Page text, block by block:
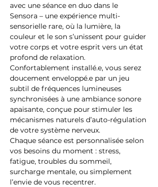
avec une séance en duo dans le
Sensora – une expérience multi-
sensorielle rare, où la lumière, la
couleur et le son s’unissent pour guider
votre corps et votre esprit vers un état
profond de relaxation.
Confortablement installé.e, vous serez
doucement enveloppé.e par un jeu
subtil de fréquences lumineuses
synchronisées à une ambiance sonore
apaisante, conçue pour stimuler les
mécanismes naturels d’auto-régulation
de votre système nerveux.
Chaque séance est personnalisée selon
vos besoins du moment : stress,
fatigue, troubles du sommeil,
surcharge mentale, ou simplement
l’envie de vous recentrer.